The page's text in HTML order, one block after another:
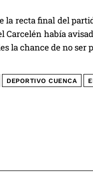
la recta final del
Carcelén había
la chance de no ser
DEPORTIVO CUENCA